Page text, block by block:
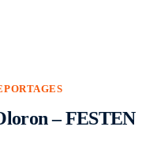
– FESTEN